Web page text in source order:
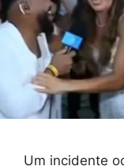
Um incidente